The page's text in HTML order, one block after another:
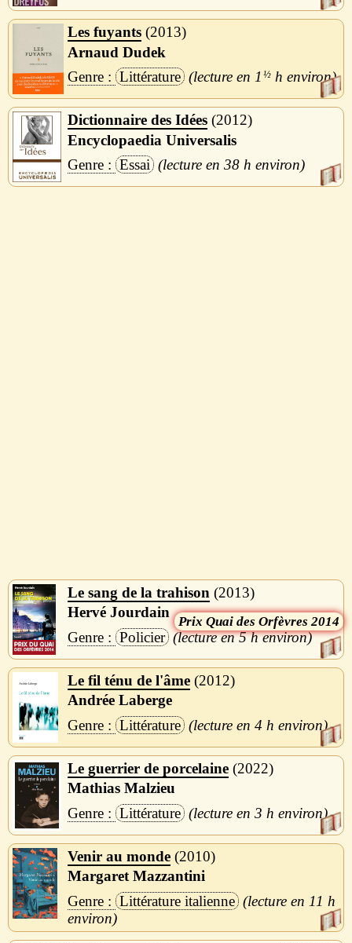
Les fuyants 2013
Arnaud Dudek
Littérature
1 ½ h
Dictionnaire des Idées 2012
Encyclopaedia Universalis
Essai
38 h
Le sang de la trahison 2013
Quai des Orfèvres 2014
Hervé Jourdain
Policier
5 h
Le fil ténu de l'âme 2012
Andrée Laberge
Littérature
4 h
Le guerrier de porcelaine 2022
Mathias Malzieu
Littérature
3 h
Venir au monde 2010
Margaret Mazzantini
Littérature italienne
11 h